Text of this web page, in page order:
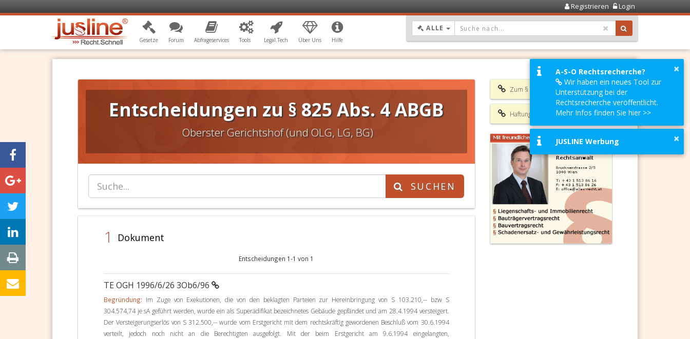
Registrieren Login
Gesetze Forum Abfrageservices Tools Legal.Tech Über Uns Hilfe
ALLE DROPDOWN: GEWÄHLTER WERT IST ALLE
Entscheidungen zu § 825 Abs. 4 ABGB
Oberster Gerichtshof (und OLG, LG, BG)
SUCHEN
1 Dokument
Entscheidungen 1-1 von 1
TE OGH 1996/6/26 3Ob6/96
Begründung: Im Zuge von Exekutionen, die von den beklagten Parteien zur Hereinbringung von S 103.210,-- bzw S
304.574,74 je sA geführt werden, wurde ein als Superädifikat bezeichnetes Gebäude gepfändet und am 28.4.1994 versteigert.
Der Versteigerungserlös von S 312.500,-- wurde vom Erstgericht mit dem rechtskräftig gewordenen Beschluß vom 30.6.1994
verteilt, jedoch noch nicht an die Berechtigten ausgefolgt. Mit der beim Erstgericht am 9.6.1994 eingelangten,
Zum § 825 ABGB
Haftungsausschluss
×
A-S-O Rechtsrecherche?
Wir haben ein neues Tool zur
Unterstützung bei der
Rechtsrecherche veröffentlicht.
Mehr Infos finden Sie hier >>
×
JUSLINE Werbung